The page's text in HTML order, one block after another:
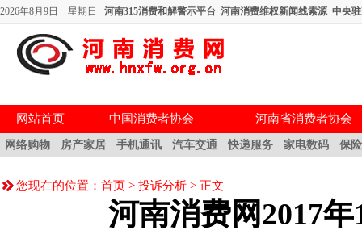
2026年8月9日 星期日 河南315消费和解警示平台 河南消费维权新闻线索源 中央
网站首页 中国消费者协会 河南省消费者协会
网络购物 房产家居 手机通讯 汽车交通 快递服务 家电数码 保
您现在的位置： 首页 > 投诉分析 > 正文
河南消费网2017